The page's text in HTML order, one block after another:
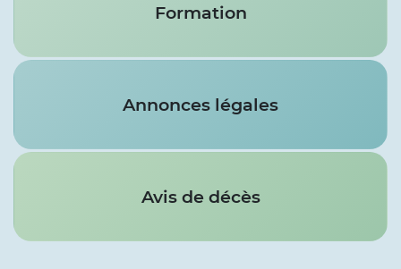
Formation
Annonces légales
Avis de décès